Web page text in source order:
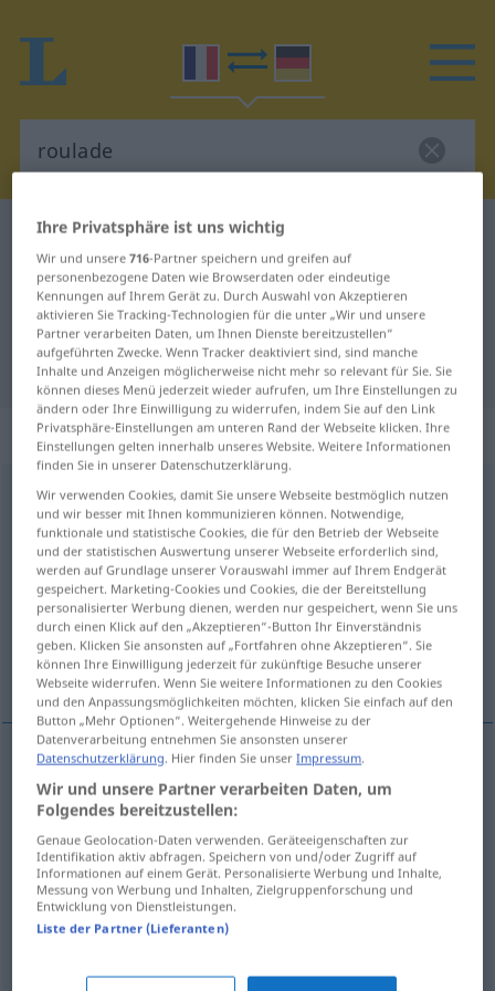
Französisch-Deutsch Wörterbuch
Französisch-Deutsch Übersetzung
für "roulade"
"roulade" Deutsch Übersetzung
„roulade“: féminin
roulade [ʀulad]f
Übersicht aller Übersetzungen
(Für mehr Details die Übersetzung anklicken/antippen)
Purzelbaum, Rolle Roulade
Roulade
Purzelbaumm roulade(≈ galipette)
Rollef roulade SPORT
Rouladef roulade CUIS
Ihre Privatsphäre ist uns wichtig
Wir und unsere716-Partner speichern und greifen auf
personenbezogene Daten wie Browserdaten oder eindeutige
Kennungen auf Ihrem Gerät zu. Durch Auswahl von Akzeptieren
aktivieren Sie Tracking-Technologien für die unter „Wir und unsere
Partner verarbeiten Daten, um Ihnen Dienste bereitzustellen“
aufgeführten Zwecke. Wenn Tracker deaktiviert sind, sind manche
Inhalte und Anzeigen möglicherweise nicht mehr so relevant für Sie. Sie
können dieses Menü jederzeit wieder aufrufen, um Ihre Einstellungen zu
ändern oder Ihre Einwilligung zu widerrufen, indem Sie auf den Link
Privatsphäre-Einstellungen am unteren Rand der Webseite klicken. Ihre
Einstellungen gelten innerhalb unseres Website. Weitere Informationen
finden Sie in unserer Datenschutzerklärung.
Wir verwenden Cookies, damit Sie unsere Webseite bestmöglich nutzen
und wir besser mit Ihnen kommunizieren können. Notwendige,
funktionale und statistische Cookies, die für den Betrieb der Webseite
und der statistischen Auswertung unserer Webseite erforderlich sind,
werden auf Grundlage unserer Vorauswahl immer auf Ihrem Endgerät
gespeichert. Marketing-Cookies und Cookies, die der Bereitstellung
personalisierter Werbung dienen, werden nur gespeichert, wenn Sie uns
durch einen Klick auf den „Akzeptieren“-Button Ihr Einverständnis
geben. Klicken Sie ansonsten auf „Fortfahren ohne Akzeptieren“. Sie
können Ihre Einwilligung jederzeit für zukünftige Besuche unserer
Webseite widerrufen. Wenn Sie weitere Informationen zu den Cookies
und den Anpassungsmöglichkeiten möchten, klicken Sie einfach auf den
Button „Mehr Optionen“. Weitergehende Hinweise zu der
Datenverarbeitung entnehmen Sie ansonsten unserer
Datenschutzerklärung. Hier finden Sie unserImpressum.
Wir und unsere Partner verarbeiten Daten, um
Folgendes bereitzustellen:
Genaue Geolocation-Daten verwenden. Geräteeigenschaften zur
Identifikation aktiv abfragen. Speichern von und/oder Zugriff auf
Informationen auf einem Gerät. Personalisierte Werbung und Inhalte,
Messung von Werbung und Inhalten, Zielgruppenforschung und
Entwicklung von Dienstleistungen.
Liste der Partner (Lieferanten)